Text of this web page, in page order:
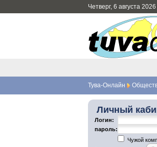
Четверг, 6 августа 2026
Тува-Онлайн
Личный
Логин:
пароль:
Чужой